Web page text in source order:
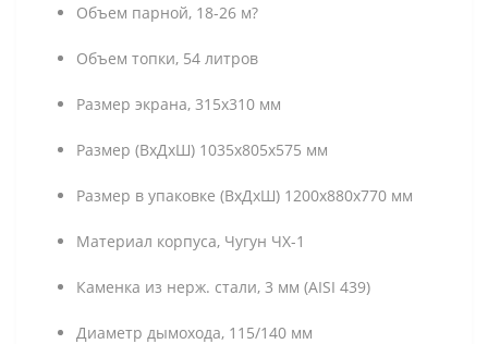
Объем парной, 18-26 м?
Объем топки, 54 литров
Размер экрана, 315х310 мм
Размер (ВхДхШ) 1035х805х575 мм
Размер в упаковке (ВхДхШ) 1200х880х770 мм
Материал корпуса, Чугун ЧХ-1
Каменка из нерж. стали, 3 мм (AISI 439)
Диаметр дымохода, 115/140 мм